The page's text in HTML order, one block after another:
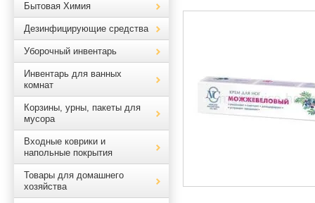
Бытовая Химия
Дезинфицирующие средства
Уборочный инвентарь
Инвентарь для ванных
комнат
Корзины, урны, пакеты для
мусора
Входные коврики и
напольные покрытия
Товары для домашнего
хозяйства